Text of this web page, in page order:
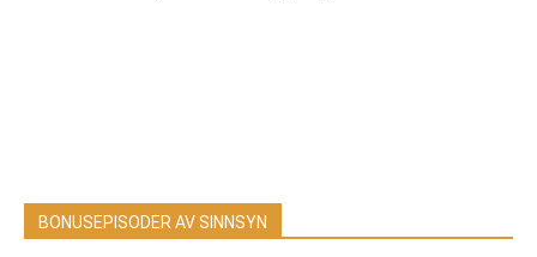
BONUSEPISODER AV SINNSYN